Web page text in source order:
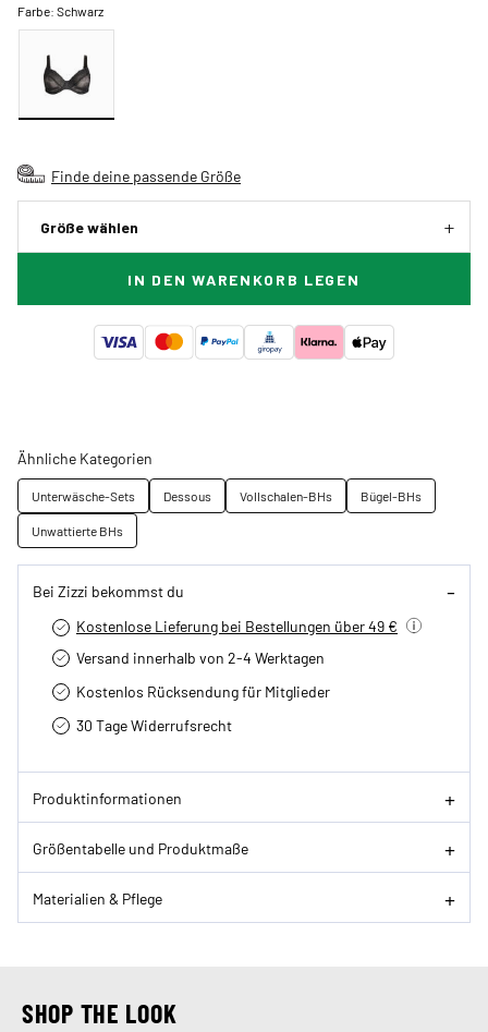
Farbe:Schwarz
Finde deine passende Größe
Größe wählen
IN DEN WARENKORB LEGEN
Ähnliche Kategorien
Unterwäsche-Sets Dessous Vollschalen-BHs
Bügel-BHs
Unwattierte BHs
Bei Zizzi bekommst du
Kostenlose Lieferung bei Bestellungen über 49 €
Versand innerhalb von 2-4 Werktagen
Kostenlos Rücksendung für Mitglieder
30 Tage Widerrufsrecht
Produktinformationen
Größentabelle und Produktmaße
Materialien & Pflege
SHOP THE LOOK